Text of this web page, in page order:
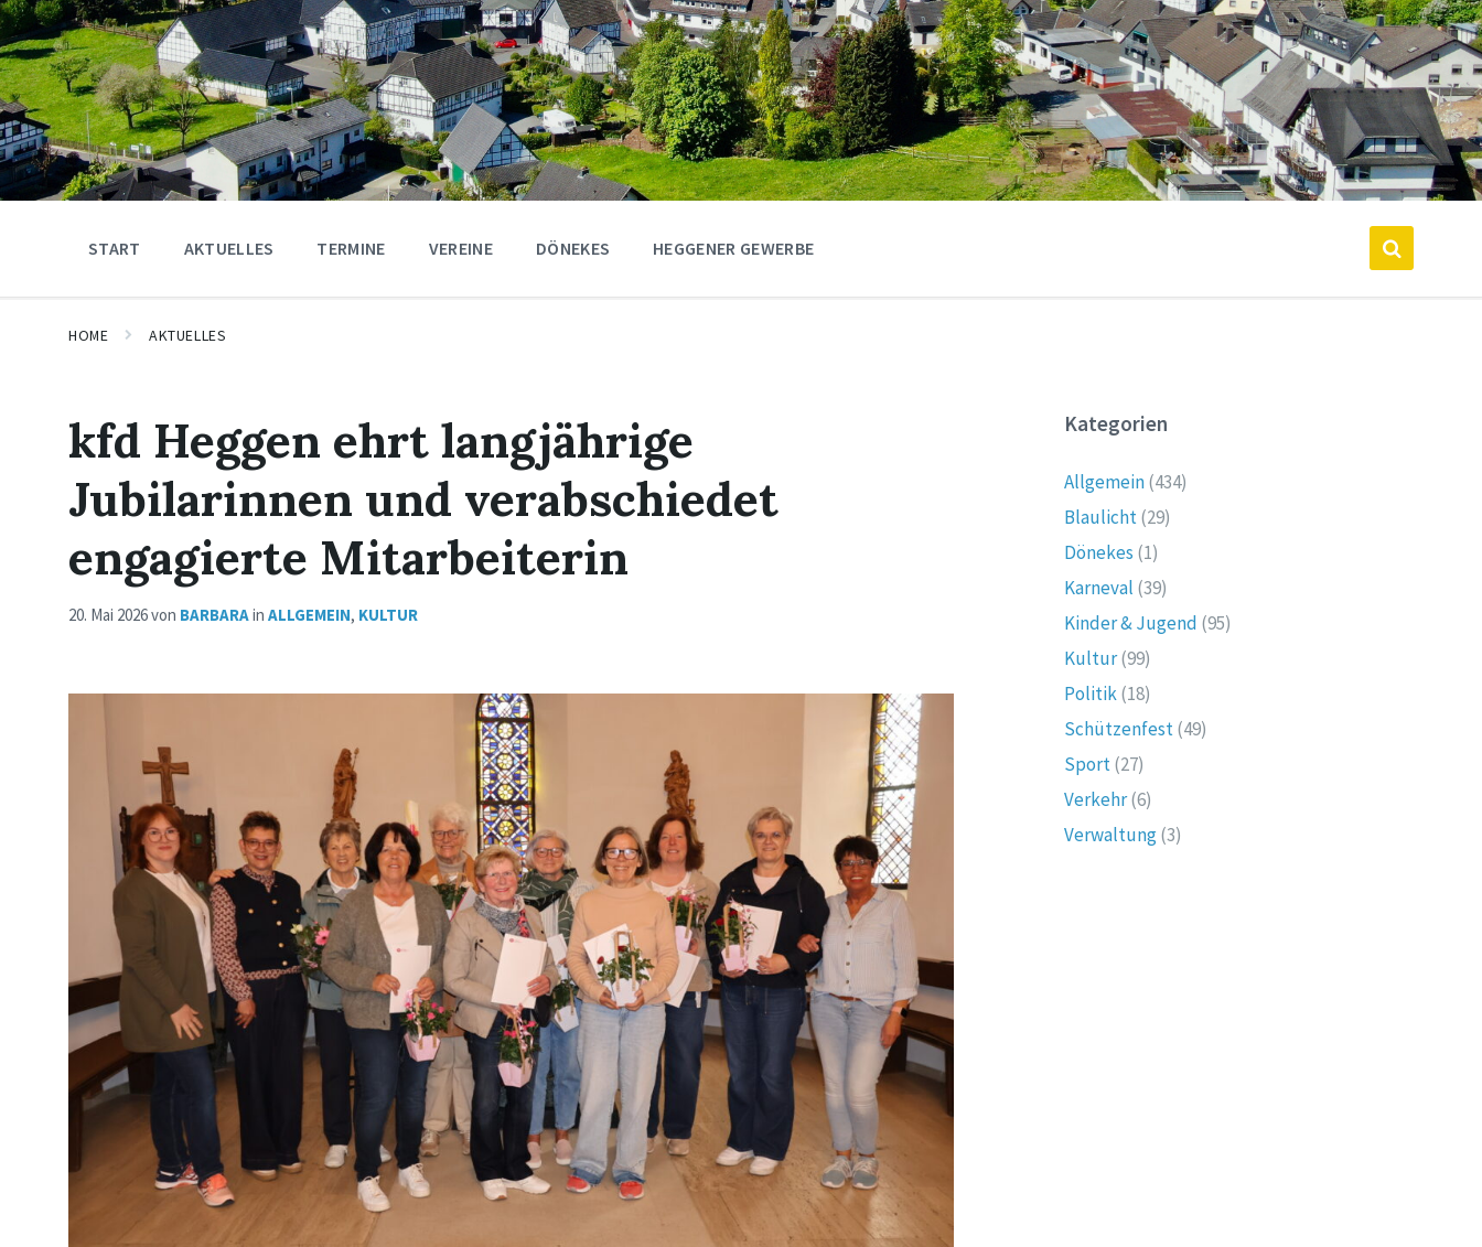
START AKTUELLES TERMINE VEREINE DÖNEKES HEGGENER GEWERBE
HOME AKTUELLES
kfd Heggen ehrt langjährige
Jubilarinnen und verabschiedet
engagierte Mitarbeiterin
20. Mai 2026von BARBARAin ALLGEMEIN, KULTUR
Kategorien
Allgemein(434)
Blaulicht(29)
Dönekes (1)
Karneval (39)
Kinder & Jugend (95)
Kultur(99)
Politik(18)
Schützenfest(49)
Sport(27)
Verkehr(6)
Verwaltung(3)